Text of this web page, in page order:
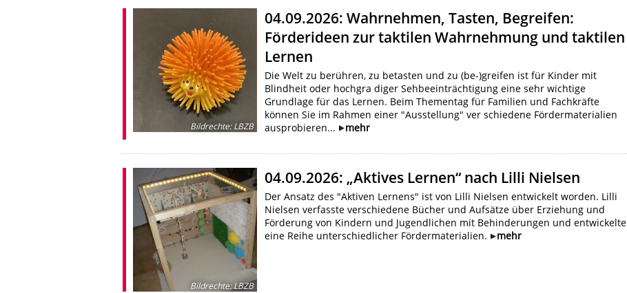
Bildrechte:LBZB
04.09.2026: Wahrnehmen, Tasten, Begreifen:
Förderideen zur taktilen Wahrnehmung und taktilen
Lernen
Die Welt zu berühren, zu betasten und zu (be-)greifen ist für Kinder mit
Blindheit oder hochgra diger Sehbeeinträchtigung eine sehr wichtige
Grundlage für das Lernen. Beim Thementag für Familien und Fachkräfte
können Sie im Rahmen einer "Ausstellung" ver schiedene Fördermaterialien
ausprobieren...
mehr
Bildrechte:LBZB
04.09.2026: „Aktives Lernen“ nach Lilli Nielsen
Der Ansatz des "Aktiven Lernens" ist von Lilli Nielsen entwickelt worden. Lilli
Nielsen verfasste verschiedene Bücher und Aufsätze über Erziehung und
Förderung von Kindern und Jugendlichen mit Behinderungen und entwickelte
eine Reihe unterschiedlicher Fördermaterialien.
mehr